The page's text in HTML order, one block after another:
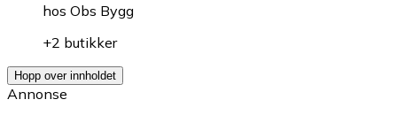
hos Obs Bygg
+2 butikker
Hopp over innholdet
Annonse